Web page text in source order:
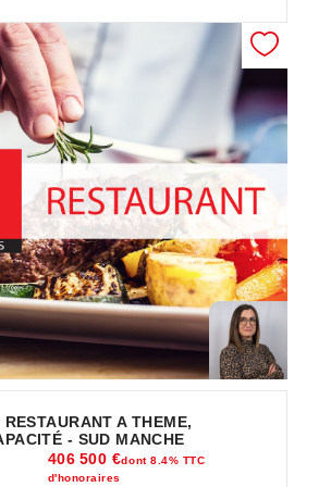
A THEME,
- SUD MANCHE
406 500 €dont 8.4% TTC
d'honoraires